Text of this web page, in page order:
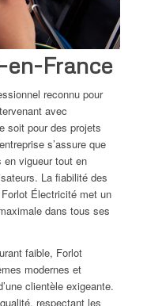
France
reconnu pour
avec
soit pour des projets
s’assure que
en vigueur tout en
La fiabilité des
Électricité met un
dans tous ses
faible, Forlot
modernes et
clientèle exigeante.
respectant les